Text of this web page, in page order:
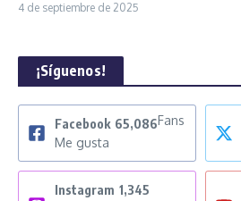
4 de septiembre de 2025
¡Síguenos!
Facebook 65,086Fans
Me gusta
Instagram 1,345